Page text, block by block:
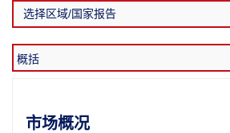
市场概况